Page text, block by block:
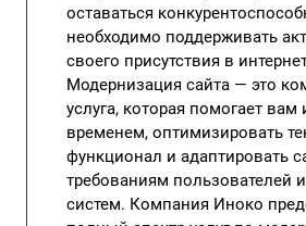
оставаться
необходимо поддерживать
своего присутствия в
Модернизация сайта — это
услуга, которая помогает вам
временем, оптимизировать
функционал и адаптировать
требованиям пользователей
систем. Компания Иноко